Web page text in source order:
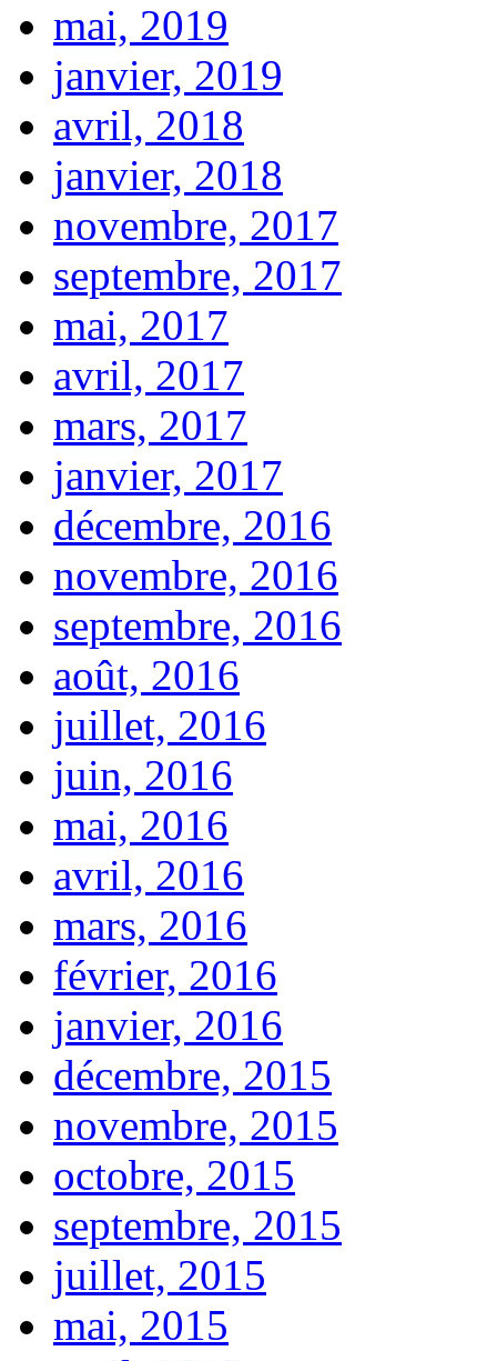
mai, 2019
janvier, 2019
avril, 2018
janvier, 2018
novembre, 2017
septembre, 2017
mai, 2017
avril, 2017
mars, 2017
janvier, 2017
décembre, 2016
novembre, 2016
septembre, 2016
août, 2016
juillet, 2016
juin, 2016
mai, 2016
avril, 2016
mars, 2016
février, 2016
janvier, 2016
décembre, 2015
novembre, 2015
octobre, 2015
septembre, 2015
juillet, 2015
mai, 2015